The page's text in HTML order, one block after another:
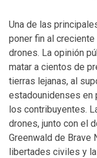
Una de las
poner fin al
drones. La opinión
matar a cientos de
tierras lejanas, al
estadounidenses en
los contribuyentes.
drones, junto con el
Greenwald de Brave
libertades civiles y